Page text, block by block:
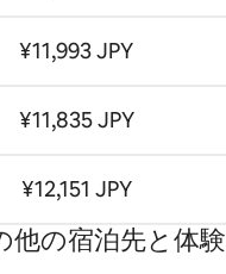
¥11,993 JPY
¥11,835 JPY
¥12,151 JPY
他の宿⁠泊⁠先と体⁠験